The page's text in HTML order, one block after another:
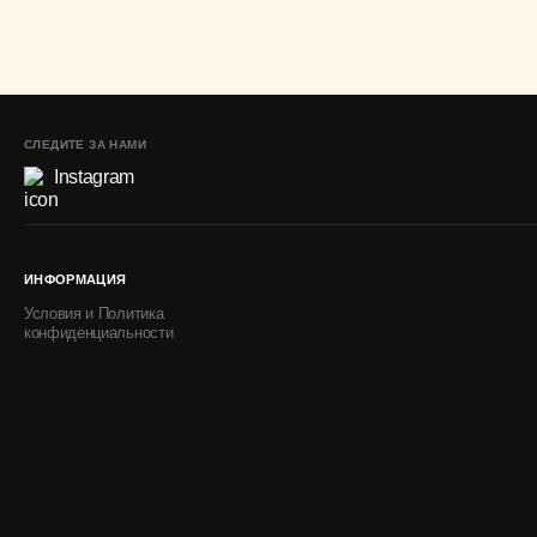
СЛЕДИТЕ ЗА НАМИ
Instagram
ИНФОРМАЦИЯ
Условия и Политика
конфиденциальности